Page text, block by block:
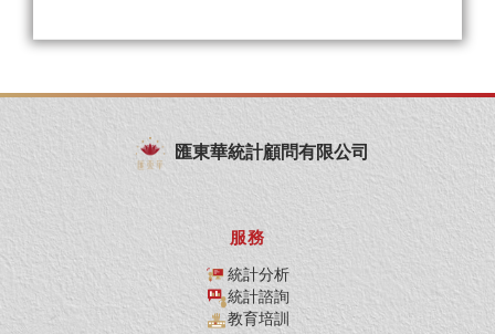
匯東華統計顧問有限公司
服務
統計分析
統計諮詢
教育培訓